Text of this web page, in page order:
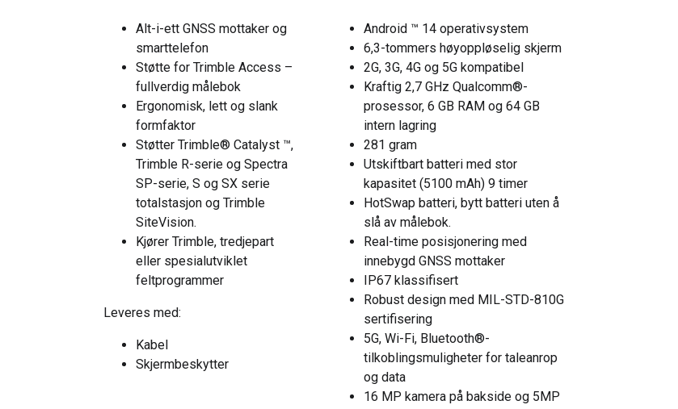
Alt-i-ett GNSS mottaker og
smarttelefon
Støtte for Trimble Access –
fullverdig målebok
Ergonomisk, lett og slank
formfaktor
Støtter Trimble® Catalyst ™,
Trimble R-serie og Spectra
SP-serie, S og SX serie
totalstasjon og Trimble
SiteVision.
Kjører Trimble, tredjepart
eller spesialutviklet
feltprogrammer
Leveres med:
Kabel
Skjermbeskytter
Android ™ 14 operativsystem
6,3-tommers høyoppløselig skjerm
2G, 3G, 4G og 5G kompatibel
Kraftig 2,7 GHz Qualcomm®-
prosessor, 6 GB RAM og 64 GB
intern lagring
281 gram
Utskiftbart batteri med stor
kapasitet (5100 mAh) 9 timer
HotSwap batteri, bytt batteri uten å
slå av målebok.
Real-time posisjonering med
innebygd GNSS mottaker
IP67 klassifisert
Robust design med MIL-STD-810G
sertifisering
5G, Wi-Fi, Bluetooth®-
tilkoblingsmuligheter for taleanrop
og data
16 MP kamera på bakside og 5MP